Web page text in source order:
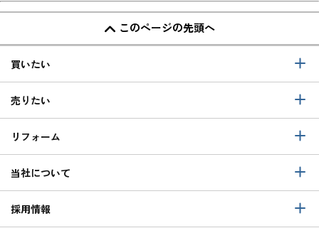
このページの先頭へ
買いたい
売りたい
リフォーム
当社について
採用情報